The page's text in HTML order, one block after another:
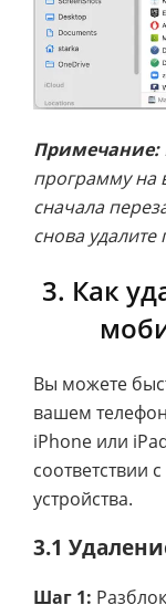
Примечание:
программу на
сначала
снова
3. Как
Вы можете
вашем
iPhone или
соответствии
устройства.
3.1
Шаг 1: